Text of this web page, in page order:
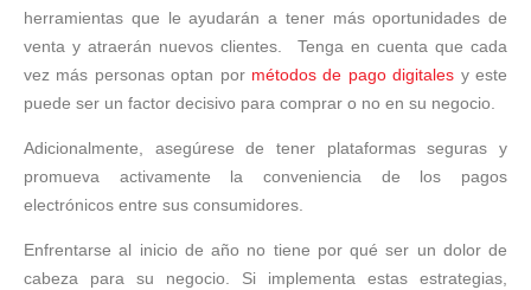
herramientas que le ayudarán a tener más oportunidades de
venta y atraerán nuevos clientes. Tenga en cuenta que cada
vez más personas optan por métodos de pago digitales y este
puede ser un factor decisivo para comprar o no en su negocio.
Adicionalmente, asegúrese de tener plataformas seguras y
promueva activamente la conveniencia de los pagos
electrónicos entre sus consumidores.
Enfrentarse al inicio de año no tiene por qué ser un dolor de
cabeza para su negocio. Si implementa estas estrategias,